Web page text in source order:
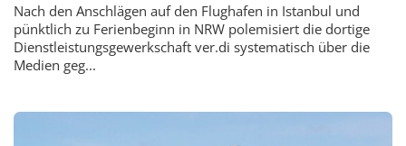
Nach den Anschlägen auf den Flughafen in Istanbul und
pünktlich zu Ferienbeginn in NRW polemisiert die dortige
Dienstleistungsgewerkschaft ver.di systematisch über die
Medien geg...